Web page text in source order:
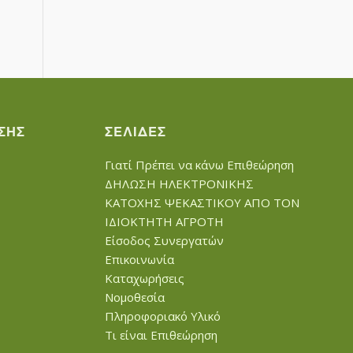
ΣΕΛΊΔΕΣ
Γιατί Πρέπει να κάνω Επιθεώρηση
ΔΗΛΩΣΗ ΗΛΕΚΤΡΟΝΙΚΗΣ
ΚΑΤΟΧΗΣ ΨΕΚΑΣΤΙΚΟΥ ΑΠΟ ΤΟΝ
ΙΔΙΟΚΤΗΤΗ ΑΓΡΟΤΗ
Είσοδος Συνεργατών
Επικοινωνία
Καταχωρήσεις
Νομοθεσία
Πληροφοριακό Υλικό
Τι είναι Επιθεώρηση